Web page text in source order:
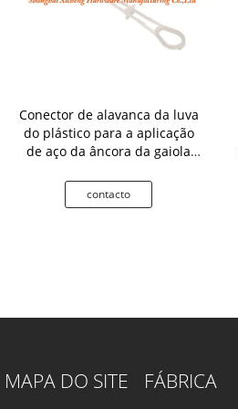
Conector de alavanca da luva
do plástico para a aplicação
de aço da âncora da gaiola
contacto
MAPA DO SITE FÁBRICA